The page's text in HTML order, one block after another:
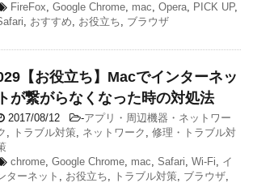
FireFox, Google Chrome, mac, Opera, PICK UP,
, おすすめ, お役立ち, ブラウザ
【お役立ち】Macでインターネッ
トが繋がらなくなった時の対処法
2017/08/12 -アプリ・周辺機器・ネットワー
, トラブル対策, ネットワーク , 修理・トラブル対
chrome, Google Chrome, mac, Safari, Wi-Fi, イ
ターネット , お役立ち, トラブル対策, ブラウザ,